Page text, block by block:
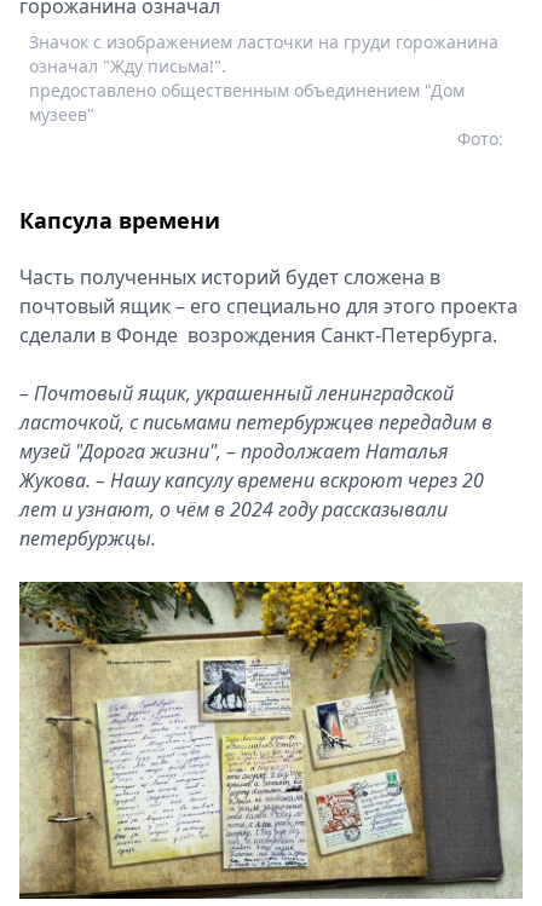
Значок с изображением ласточки на груди горожанина
означал "Жду письма!".
предоставлено общественным объединением "Дом
музеев"
Фото:
Капсула времени
Часть полученных историй будет сложена в
почтовый ящик – его специально для этого проекта
сделали в Фонде возрождения Санкт-Петербурга.
– Почтовый ящик, украшенный ленинградской
ласточкой, c письмами петербуржцев передадим в
музей "Дорога жизни", – продолжает Наталья
Жукова. – Нашу капсулу времени вскроют через 20
лет и узнают, о чём в 2024 году рассказывали
петербуржцы.